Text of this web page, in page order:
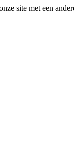
site met een